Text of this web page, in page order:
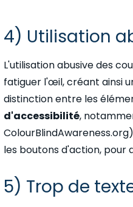
4) Utilisation
L'utilisation abusive des
fatiguer l'œil, créant ainsi
distinction entre les
d'accessibilité,
les boutons d'action, pour
5) Trop de